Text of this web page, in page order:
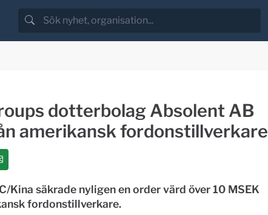
dotterbolag Absolent AB
amerikansk fordonstillverkare
Kina säkrade nyligen en order värd över 10 MSEK
fordonstillverkare.